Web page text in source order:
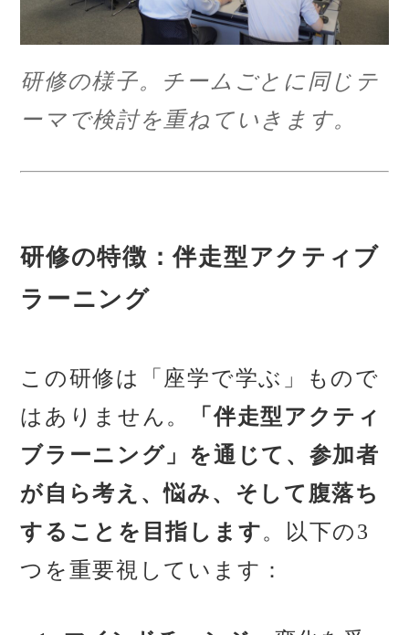
研修の様子。チームごとに同じテ
ーマで検討を重ねていきます。
研修の特徴：伴走型アクティブ
ラーニング
この研修は「座学で学ぶ」もので
はありません。
「伴走型アクティ
ブラーニング」を通じて、参加者
が自ら考え、悩み、そして腹落ち
することを目指します。以下の3
つを重要視しています：